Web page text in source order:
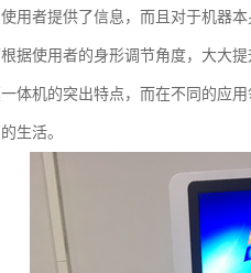
用者提供了信息，而且对于机器
据使用者的身形调节角度，大大提
体机的突出特点，而在不同的应
生活。